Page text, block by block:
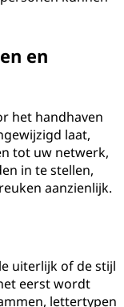
en
het handhaven
laat,
tot uw netwerk,
in te stellen,
aanzienlijk.
uiterlijk of de stijl
eerst wordt
lettertypen